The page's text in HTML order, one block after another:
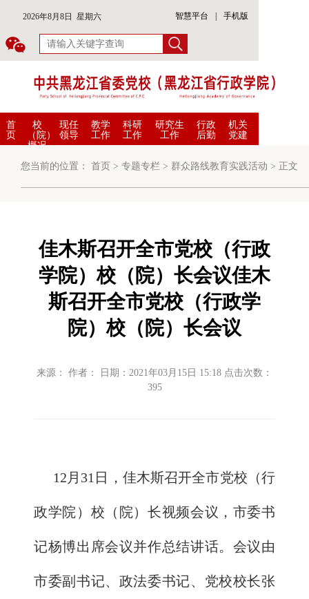
2026年8月8日 星期六 智慧平台 手机版
首
页
校
（院）
概况
现任
领导
教学
工作
科研
工作
研究生
工作
行政
后勤
机关
党建
您当前的位置： 首页 > 专题专栏 > 群众路线教育实践活动 > 正文
佳木斯召开全市党校（行政
学院）校（院）长会议佳木
斯召开全市党校（行政学
院）校（院）长会议
来源： 作者： 日期：2021年03月15日 15:18 点击次数：
395
12 月31日，佳木斯召开全市党校（行
政学院）校（院）长视频会议，市委书
记杨博出席会议并作总结讲话。会议由
市委副书记、政法委书记、党校校长张